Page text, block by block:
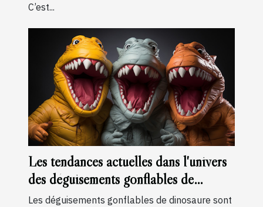
C’est...
Les tendances actuelles dans l'univers
des déguisements gonflables de
dinosaure
Les déguisements gonflables de dinosaure sont